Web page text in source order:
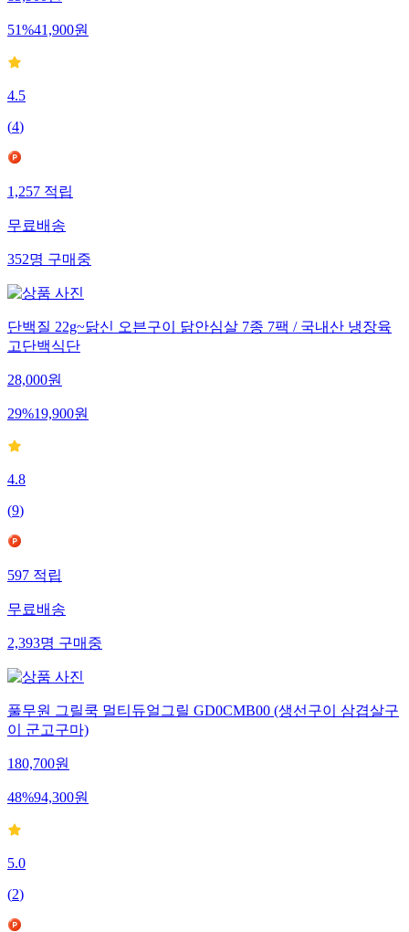
51%41,900원
4.5
(4)
1,257적립
무료배송
352명구매중
단백질 22g~닭신 오븐구이 닭안심살 7종 7팩 / 국내산 냉장육
고단백식단
28,000원
29%19,900원
4.8
(9)
597적립
무료배송
2,393명구매중
풀무원 그릴쿡 멀티듀얼그릴 GD0CMB00 (생선구이 삼겹살구
이 군고구마)
180,700원
48%94,300원
5.0
(2)